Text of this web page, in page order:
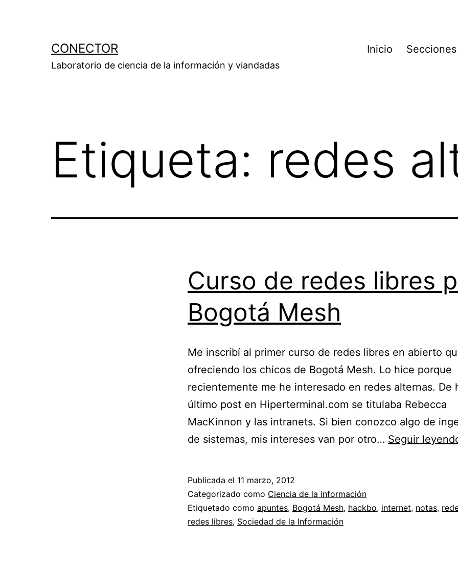
CONECTOR
Laboratorio de ciencia de la información y viandadas
Inicio Secciones
Etiqueta: redes
Curso de redes libres
Bogotá Mesh
Me inscribí al primer curso de redes libres en abierto
ofreciendo los chicos de Bogotá Mesh. Lo hice porque
recientemente me he interesado en redes alternas. De
último post en Hiperterminal.com se titulaba Rebecca
MacKinnon y las intranets. Si bien conozco algo de
de sistemas, mis intereses van por otro… Seguir
Publicada el 11 marzo, 2012
Categorizado como Ciencia de la información
Etiquetado como apuntes, Bogotá Mesh, hackbo, internet, notas,
redes libres, Sociedad de la Información